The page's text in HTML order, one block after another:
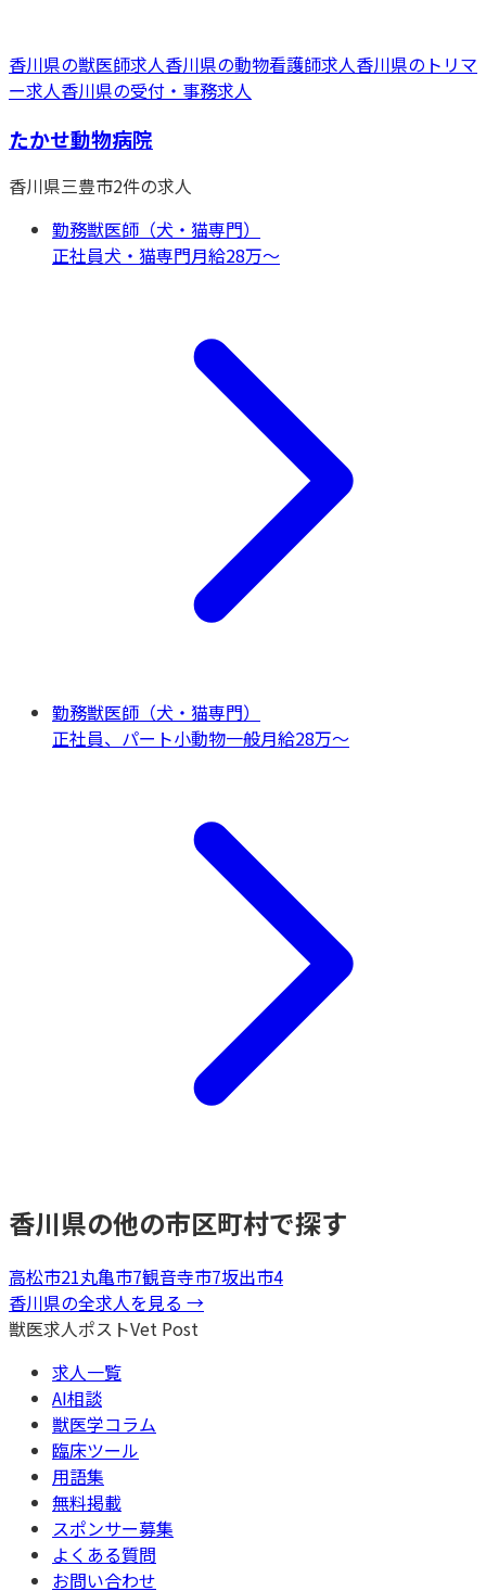
香川県の獣医師求人香川県の動物看護師求人香川県の トリマ
ー求人香川県の受付・事務求人
たかせ動物病院
香川県三豊市2件の求人
勤務獣医師（犬・猫専門）
正社員犬・猫専門月給28万〜
勤務獣医師（犬・猫専門）
正社員、パート小動物一般月給28万〜
香川県の他の市区町村で探す
高松市21丸亀市7観音寺市7坂出市4
香川県の全求人を見る →
獣医求人ポストVet Post
求人一覧
AI相談
獣医学コラム
臨床ツール
用語集
無料掲載
スポンサー募集
よくある質問
お問い合わせ